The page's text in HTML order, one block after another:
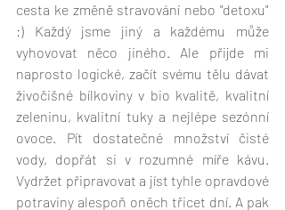
cesta ke změně stravování nebo "detoxu"
:) Každý jsme jiný a každému může
vyhovovat něco jiného. Ale přijde mi
naprosto logické, začít svému tělu dávat
živočišné bílkoviny v bio kvalitě, kvalitní
zeleninu, kvalitní tuky a nejlépe sezónní
ovoce. Pít dostatečné množství čisté
vody, dopřát si v rozumné míře kávu.
Vydržet připravovat a jíst tyhle opravdové
potraviny alespoň oněch třicet dní. A pak